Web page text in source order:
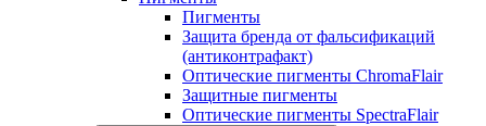
Пигменты
Защита бренда от фальсификаций
(антиконтрафакт)
Оптические пигменты ChromaFlair
Защитные пигменты
Оптические пигменты SpectraFlair